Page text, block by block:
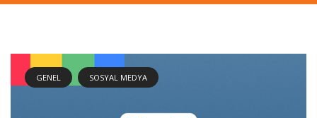
GENEL SOSYAL MEDYA